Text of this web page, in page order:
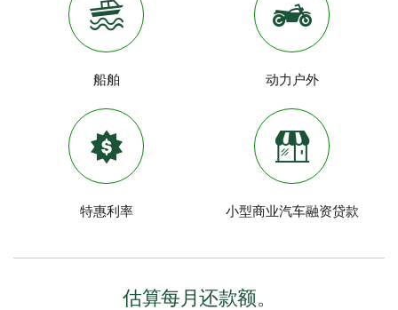
船舶 动力户外
特惠利率 小型商业汽车融资贷款
估算每月还款额。